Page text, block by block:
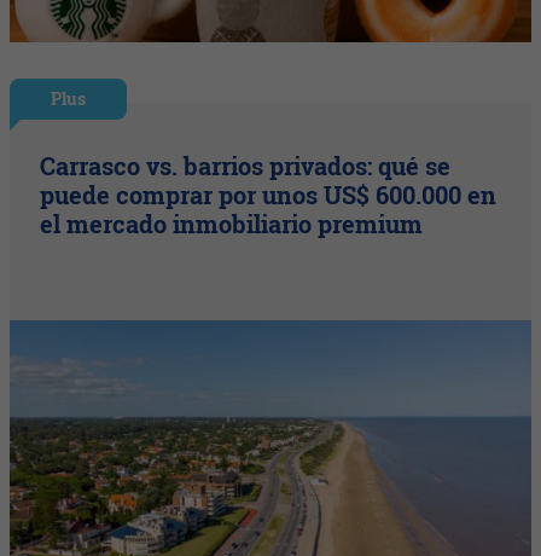
Plus
Carrasco vs. barrios privados: qué se
puede comprar por unos US$ 600.000 en
el mercado inmobiliario premium